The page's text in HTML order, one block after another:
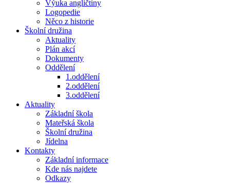
Výuka angličtiny
Logopedie
Něco z historie
Školní družina
Aktuality
Plán akcí
Dokumenty
Oddělení
1.oddělení
2.oddělení
3.oddělení
Aktuality
Základní škola
Mateřská škola
Školní družina
Jídelna
Kontakty
Základní informace
Kde nás najdete
Odkazy